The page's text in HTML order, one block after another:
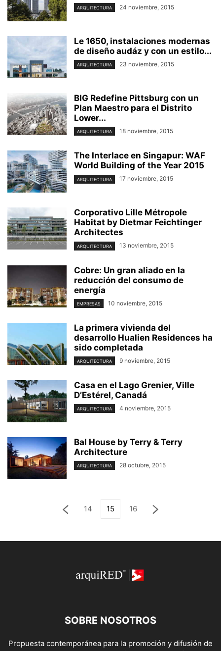
ARQUITECTURA 24 noviembre, 2015
Le 1650, instalaciones modernas
de diseño audáz y con un estilo...
ARQUITECTURA 23 noviembre, 2015
BIG Redefine Pittsburg con un
Plan Maestro para el Distrito
Lower...
ARQUITECTURA 18 noviembre, 2015
The Interlace en Singapur: WAF
World Building of the Year 2015
ARQUITECTURA 17 noviembre, 2015
Corporativo Lille Métropole
Habitat by Dietmar Feichtinger
Architectes
ARQUITECTURA 13 noviembre, 2015
Cobre: Un gran aliado en la
reducción del consumo de
energía
EMPRESAS 10 noviembre, 2015
La primera vivienda del
desarrollo Hualien Residences ha
sido completada
ARQUITECTURA 9 noviembre, 2015
Casa en el Lago Grenier, Ville
D’Estérel, Canadá
ARQUITECTURA 4 noviembre, 2015
Bal House by Terry & Terry
Architecture
ARQUITECTURA 28 octubre, 2015
14 15 16
SOBRE NOSOTROS
Propuesta contemporánea para la promoción y difusión de